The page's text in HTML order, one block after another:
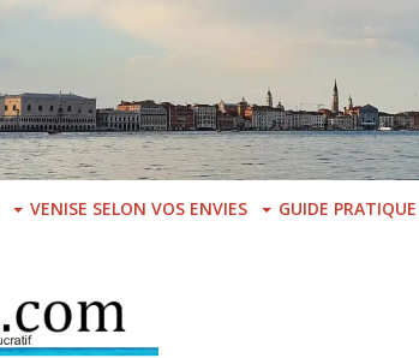
VENISE SELON VOS ENVIES GUIDE PRATIQUE